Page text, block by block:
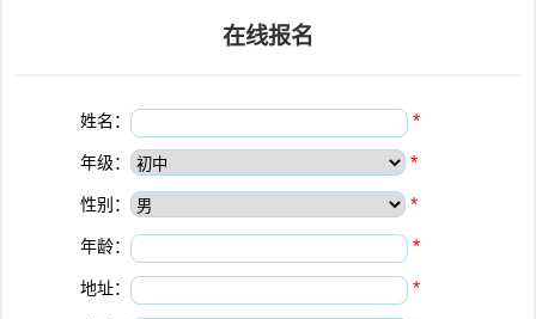
在线报名
姓名： *
年级： *
性别： *
年龄： *
地址： *